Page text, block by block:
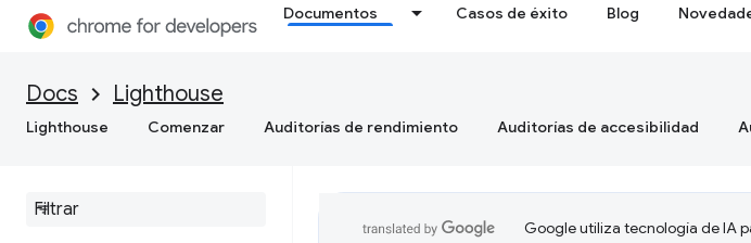
Documentos Casos de éxito Blog
Docs Lighthouse
Lighthouse Comenzar Auditorías de rendimiento Auditorías de accesibilidad
Google utiliza tecnología de IA